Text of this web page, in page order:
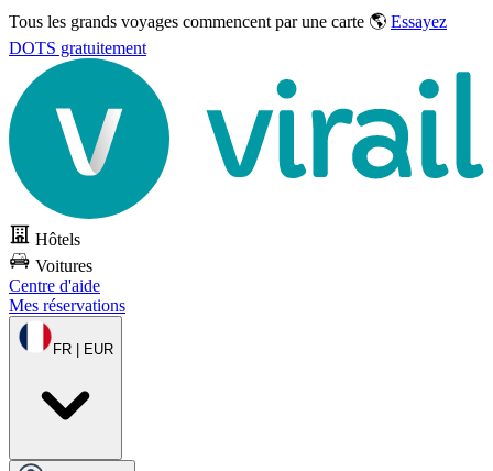
Tous les grands voyages commencent par une carte 🌎 Essayez
DOTS gratuitement
Hôtels
Voitures
Centre d'aide
Mes réservations
FR | EUR